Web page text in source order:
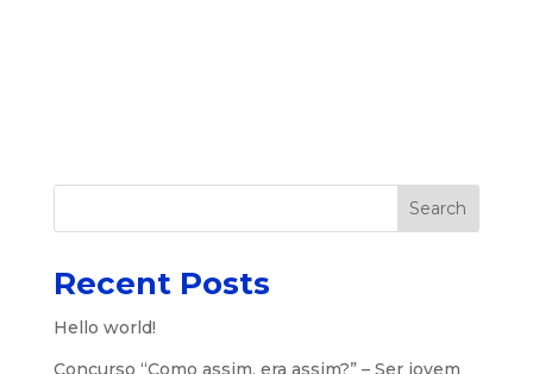
Search
Recent Posts
Hello world!
Concurso “Como assim, era assim?” – Ser jovem